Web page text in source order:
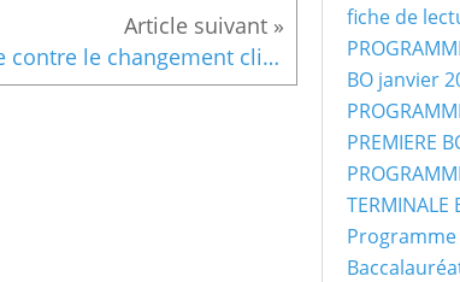
Lutte contre le changement climatique : Décryptage des COP
fiche de
BO janvier
PREMIERE
Programme